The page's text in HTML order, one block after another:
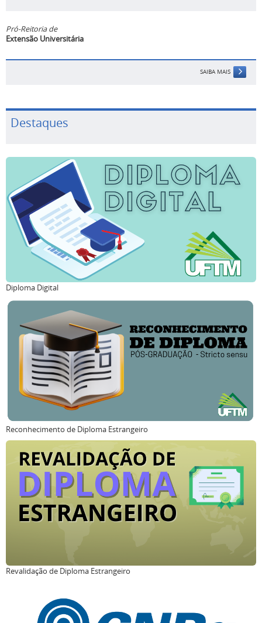
Pró-Reitoria de
Extensão Universitária
SAIBA MAIS
Destaques
Diploma Digital
Reconhecimento de Diploma Estrangeiro
Revalidação de Diploma Estrangeiro